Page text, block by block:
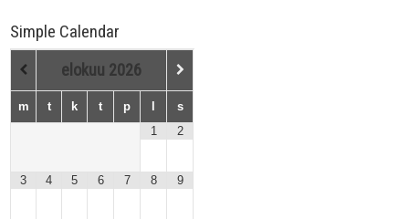
Simple Calendar
elokuu 2026
m t k t p
s
1
2
3 4 5 6 7 8 9